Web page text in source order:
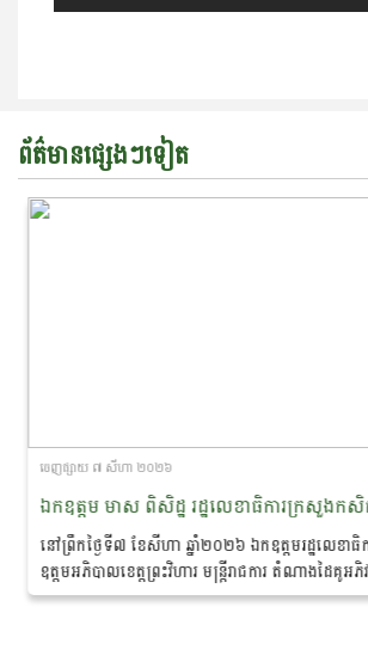
ព័ត៌មានផ្សេងៗទៀត
ចេញ​ផ្សាយ​ ៧ សីហា ២០២៦
នៅព្រឹកថ្ងៃទី៧ ខែសីហា ឆ្នាំ២០២៦ ឯកឧត្តមរដ្ឋលេខា
ឧត្តមអភិបាលខេត្តព្រះវិហារ មន្ត្រីរាជការ តំណាងដៃគូ
ឯកជន ព្រមទាំងប្រជាកសិករ...